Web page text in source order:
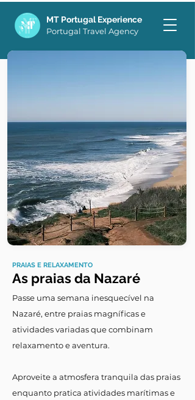
MT Portugal Experience
Portugal Travel Agency
PRAIAS E RELAXAMENTO
As praias da Nazaré
Passe uma semana inesquecível na
Nazaré, entre praias magníficas e
atividades variadas que combinam
relaxamento e aventura.
Aproveite a atmosfera tranquila das praias
enquanto pratica atividades marítimas e